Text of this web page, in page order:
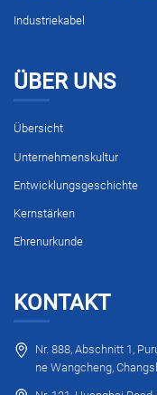
Industriekabel
ÜBER UNS
Übersicht
Unternehmenskultur
Entwicklungsgeschichte
Kernstärken
Ehrenurkunde
KONTAKT
Nr. 888, Abschnitt 1,
ne Wangcheng,